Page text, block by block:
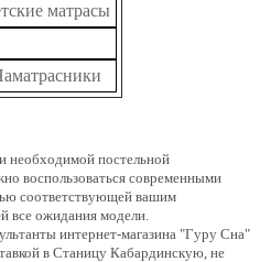
матрасы
необходимой постельной
воспользоваться современными
соответствующей вашим
все ожидания модели.
интернет-магазина "Гуру Сна"
в Станицу Кабардинскую, не